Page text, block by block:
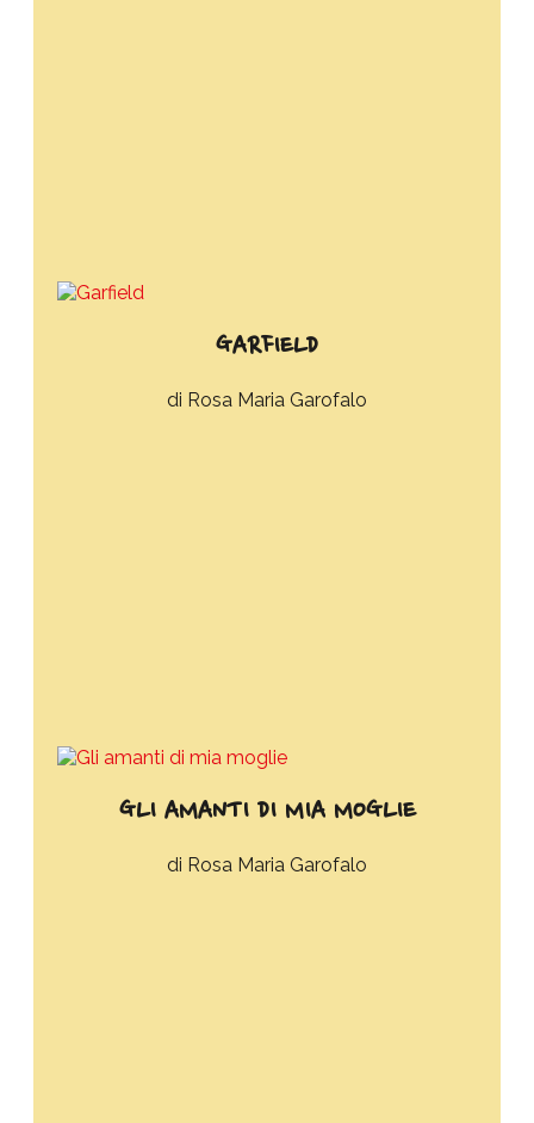
GARFIELD
Rosa Maria Garofalo
GLI AMANTI DI MIA MOGLIE
Rosa Maria Garofalo